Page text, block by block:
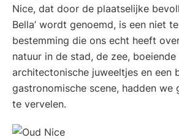
Nice, dat door de plaatselijke
Bella’ wordt genoemd, is een niet
bestemming die ons echt heeft
natuur in de stad, de zee, boeiende
architectonische juweeltjes en een
gastronomische scene, hadden we
te vervelen.